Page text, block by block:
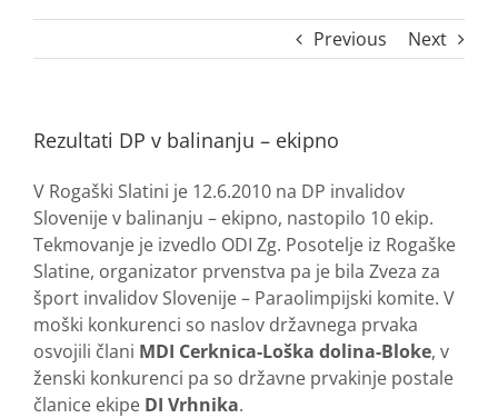
Previous Next
Rezultati DP v balinanju – ekipno
V Rogaški Slatini je 12.6.2010 na DP invalidov
Slovenije v balinanju – ekipno, nastopilo 10 ekip.
Tekmovanje je izvedlo ODI Zg. Posotelje iz Rogaške
Slatine, organizator prvenstva pa je bila Zveza za
šport invalidov Slovenije – Paraolimpijski komite. V
moški konkurenci so naslov državnega prvaka
osvojili člani MDI Cerknica-Loška dolina-Bloke, v
ženski konkurenci pa so državne prvakinje postale
članice ekipe DI Vrhnika.